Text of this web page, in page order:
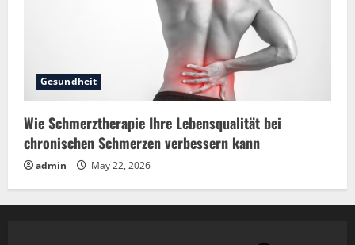
Gesundheit
Wie Schmerztherapie Ihre Lebensqualität bei
chronischen Schmerzen verbessern kann
admin May 22, 2026